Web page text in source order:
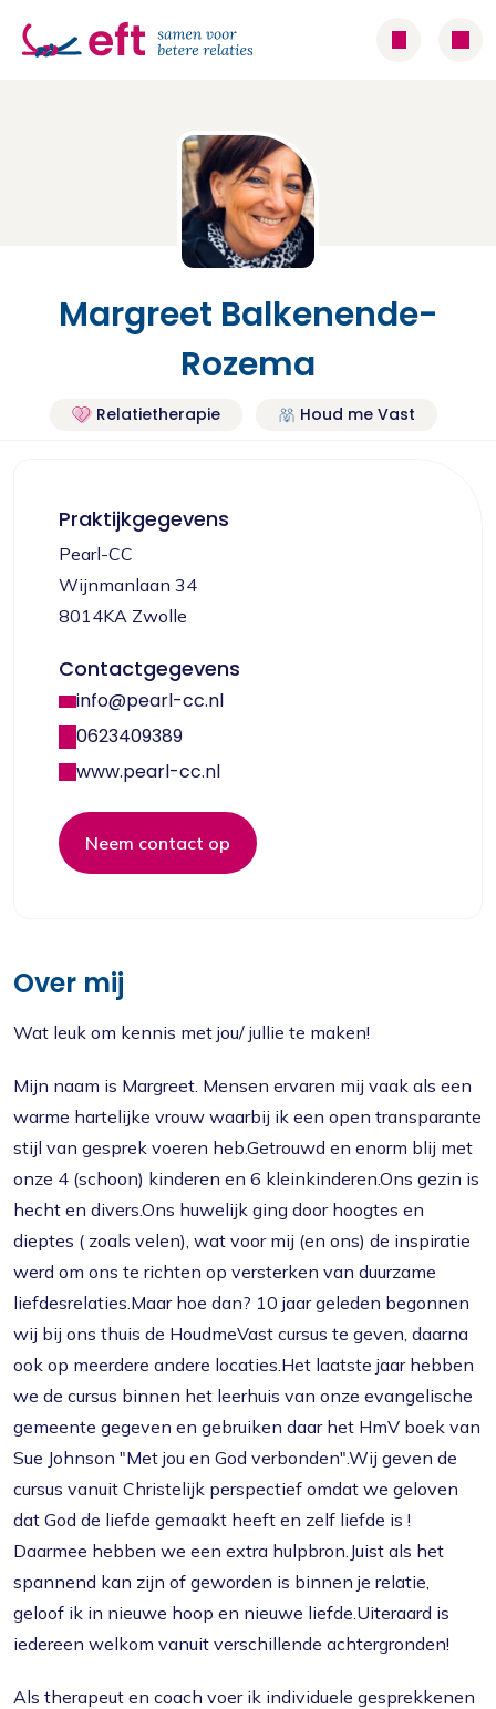
Margreet Balkenende-
Rozema
Relatietherapie Houd me Vast
Over mij
Wat leuk om kennis met jou/ jullie te maken!
Mijn naam is Margreet. Mensen ervaren mij vaak als een
warme hartelijke vrouw waarbij ik een open transparante
stijl van gesprek voeren heb.Getrouwd en enorm blij met
onze 4 (schoon) kinderen en 6 kleinkinderen.Ons gezin is
hecht en divers.Ons huwelijk ging door hoogtes en
dieptes ( zoals velen), wat voor mij (en ons) de inspiratie
werd om ons te richten op versterken van duurzame
liefdesrelaties.Maar hoe dan? 10 jaar geleden begonnen
wij bij ons thuis de HoudmeVast cursus te geven, daarna
ook op meerdere andere locaties.Het laatste jaar hebben
we de cursus binnen het leerhuis van onze evangelische
gemeente gegeven en gebruiken daar het HmV boek van
Sue Johnson "Met jou en God verbonden".Wij geven de
cursus vanuit Christelijk perspectief omdat we geloven
dat God de liefde gemaakt heeft en zelf liefde is !
Daarmee hebben we een extra hulpbron.Juist als het
spannend kan zijn of geworden is binnen je relatie,
geloof ik in nieuwe hoop en nieuwe liefde.Uiteraard is
iedereen welkom vanuit verschillende achtergronden!
Als therapeut en coach voer ik individuele gesprekkenen
Praktijkgegevens
Pearl-CC
Wijnmanlaan 34
8014KA Zwolle
Contactgegevens
info@pearl-cc.nl
0623409389
www.pearl-cc.nl
Neem contact op